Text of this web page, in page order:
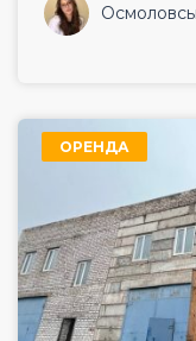
ОРЕНДА